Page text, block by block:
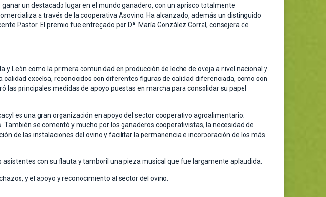
un destacado lugar en el mundo ganadero, con un aprisco totalmente
a través de la cooperativa Asovino. Ha alcanzado, además un distinguido
Pastor. El premio fue entregado por Dª. María González Corral, consejera de
León como la primera comunidad en producción de leche de oveja a nivel nacional y
excelsa, reconocidos con diferentes figuras de calidad diferenciada, como son
principales medidas de apoyo puestas en marcha para consolidar su papel
es una gran organización en apoyo del sector cooperativo agroalimentario,
se comentó y mucho por los ganaderos cooperativistas, la necesidad de
de las instalaciones del ovino y facilitar la permanencia e incorporación de los más
con su flauta y tamboril una pieza musical que fue largamente aplaudida.
y el apoyo y reconocimiento al sector del ovino.